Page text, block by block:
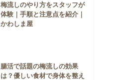
梅流しのやり方をスタッフが
体験｜手順と注意点を紹介｜
かわしま屋
腸活で話題の梅流しの効果
は？優しい食材で身体を整え